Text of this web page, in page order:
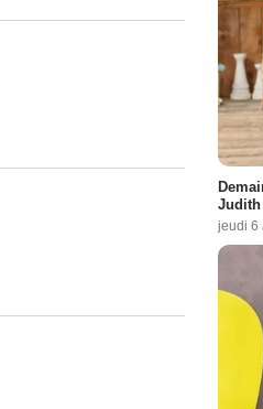
Judith
jeudi 6